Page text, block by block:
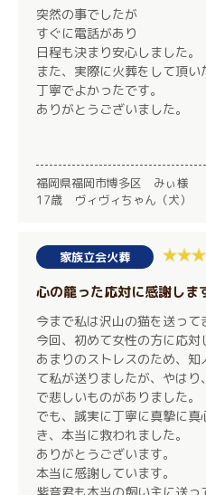
突然の事でしたが
すぐに電話があり
日程も決まり安心しました。
また、実際に火葬をして頂い
丁寧でよかったです。
ありがとうございました。
福岡県福岡市博多区 みぃ様
17歳 ヴィヴィちゃん（犬）
家族立会火葬
心の籠った応対に感謝しま
今まで私は沢山の猫を送って
今回、初めて女性の方に応対
あまりのストレスのため、
て私が送りましたが、やは
で悲しいものがありました。
でも、誠実に丁寧に真摯に
き、本当に救われました。
ありがとうございます。
本当に感謝しています。